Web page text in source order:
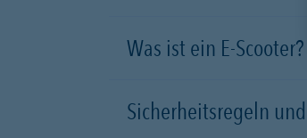
Was ist ein E-Scooter?
Sicherheitsregeln